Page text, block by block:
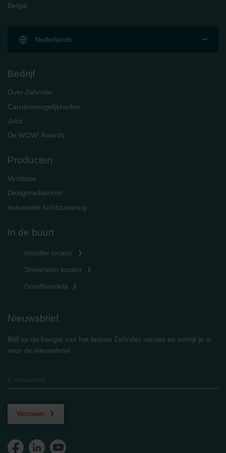
België
Nederlands
Bedrijf
Over Zehnder
Carrièremogelijkheden
Jobs
De WOW! Awards
Producten
Ventilatie
Designradiatoren
Industriële luchtzuivering
In de buurt
Installer locator
Showroom locator
Groothandels
Nieuwsbrief
Blijf op de hoogte van het laatste Zehnder nieuws en schrijf je in
voor de nieuwsbrief
Versturen